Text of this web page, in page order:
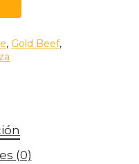
, Gold Beef,
(0)